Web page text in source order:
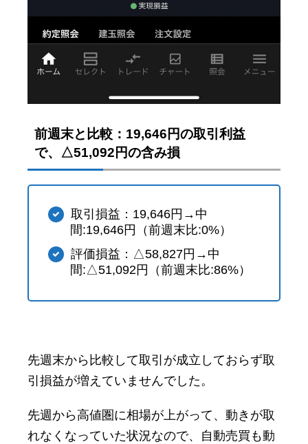
前週末と比較：19,646円の取引利益
で、△51,092円の含み損
取引損益：19,646円→中
間:19,646円（前週末比:0%）
評価損益：△58,827円→中
間:△51,092円（前週末比:86%）
先週末から比較して取引が成立しておらず取
引損益が増えていませんでした。
先週から高値圏に相場が上がって、動きが取
れなくなっていた状況なので、自動売買も動